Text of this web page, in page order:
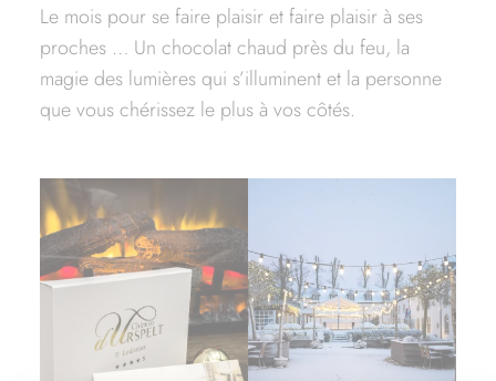
Le mois pour se faire plaisir et faire plaisir à ses
proches … Un chocolat chaud près du feu, la
magie des lumières qui s’illuminent et la personne
que vous chérissez le plus à vos côtés.